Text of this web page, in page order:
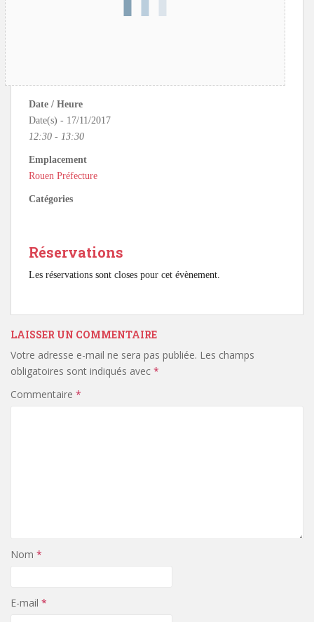
Date / Heure
Date(s) - 17/11/2017
12:30 - 13:30
Emplacement
Rouen Préfecture
Catégories
Réservations
Les réservations sont closes pour cet évènement.
LAISSER UN COMMENTAIRE
Votre adresse e-mail ne sera pas publiée. Les champs
obligatoires sont indiqués avec *
Commentaire *
Nom *
E-mail *